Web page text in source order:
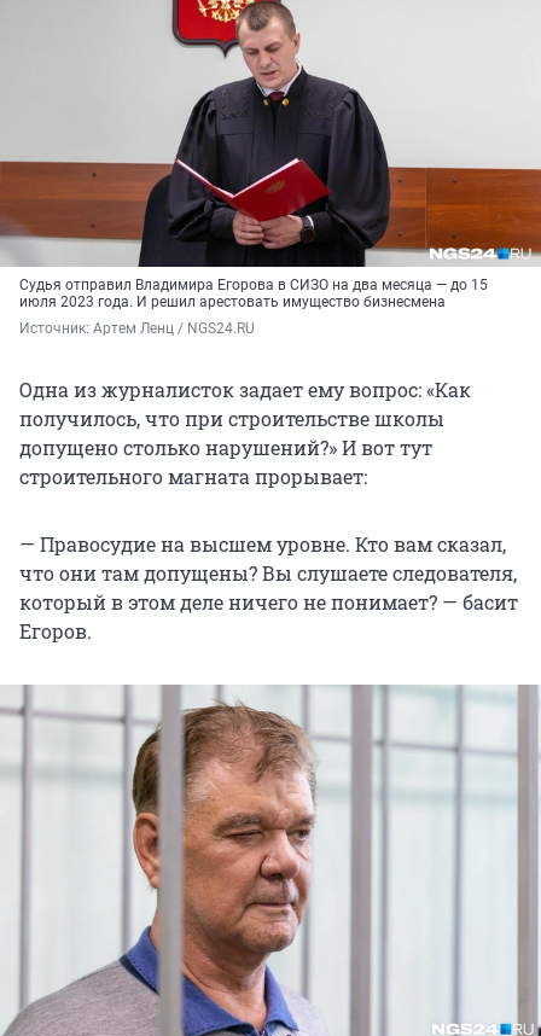
Судья отправил Владимира Егорова в СИЗО на два месяца — до 15
июля 2023 года. И решил арестовать имущество бизнесмена
Источник: Артем Ленц / NGS24.RU
Одна из журналисток задает ему вопрос: «Как
получилось, что при строительстве школы
допущено столько нарушений?» И вот тут
строительного магната прорывает:
— Правосудие на высшем уровне. Кто вам сказал,
что они там допущены? Вы слушаете следователя,
который в этом деле ничего не понимает? — басит
Егоров.